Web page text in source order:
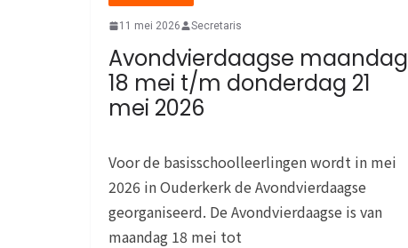
11 mei 2026 Secretaris
Avondvierdaagse maandag
18 mei t/m donderdag 21
mei 2026
Voor de basisschoolleerlingen wordt in mei
2026 in Ouderkerk de Avondvierdaagse
georganiseerd. De Avondvierdaagse is van
maandag 18 mei tot